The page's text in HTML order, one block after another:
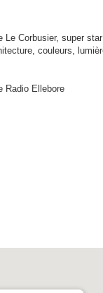
Le Corbusier, super
couleurs,
Radio Ellebore